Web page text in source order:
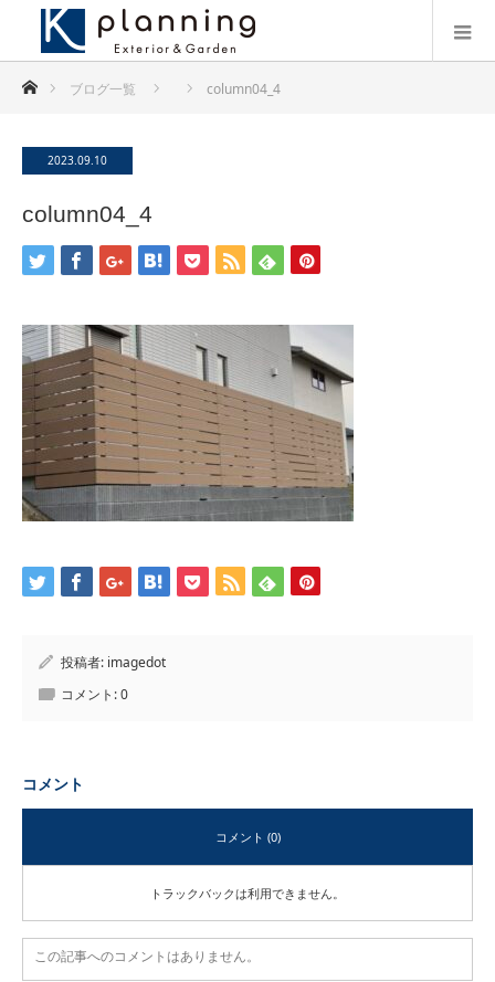
ホームブログ一覧 column04_4
2023.09.10
column04_4
投稿者: imagedot
コメント:0
コメント
コメント (0)
トラックバックは利用できません。
この記事へのコメントはありません。